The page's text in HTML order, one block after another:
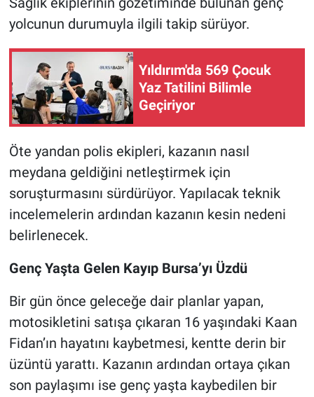
yolcunun durumuyla ilgili takip sürüyor.
Yıldırım'da 569 Çocuk
Yaz Tatilini Bilimle
Geçiriyor
Öte yandan polis ekipleri, kazanın nasıl
meydana geldiğini netleştirmek için
soruşturmasını sürdürüyor. Yapılacak teknik
incelemelerin ardından kazanın kesin nedeni
belirlenecek.
Genç Yaşta Gelen Kayıp Bursa’yı Üzdü
Bir gün önce geleceğe dair planlar yapan,
motosikletini satışa çıkaran 16 yaşındaki Kaan
Fidan’ın hayatını kaybetmesi, kentte derin bir
üzüntü yarattı. Kazanın ardından ortaya çıkan
son paylaşımı ise genç yaşta kaybedilen bir